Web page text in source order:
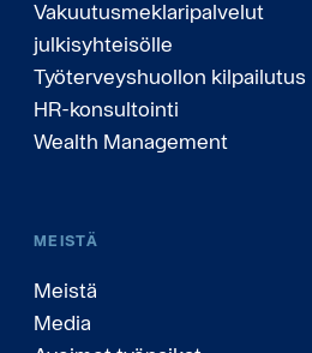
Vakuutusmeklaripalvelut
julkisyhteisölle
Työterveyshuollon kilpailutus
HR-konsultointi
Wealth Management
MEISTÄ
Meistä
Media